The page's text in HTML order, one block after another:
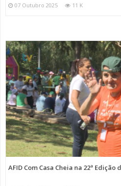
07 Outubro 2025 11 K
AFID Com Casa Cheia na 22ª